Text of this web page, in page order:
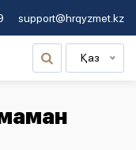
support@hrqyzmet.kz
Қаз